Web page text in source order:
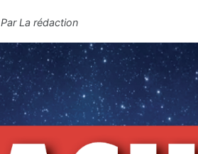
ParLa rédaction